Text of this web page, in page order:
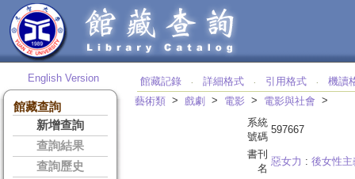
English Version
館藏查詢
新增查詢
查詢結果
查詢歷史
館藏記錄 ‧ 詳細格式 ‧ 引用格式 ‧
機讀
藝術類 > 戲劇 > 電影 > 電影與社會 >
系統
號碼
597667
書刊
名
惡女力 : 後女性